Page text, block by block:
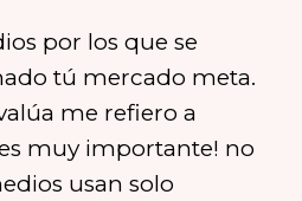
por los que se
tú mercado meta.
me refiero a
es muy importante! no
usan solo